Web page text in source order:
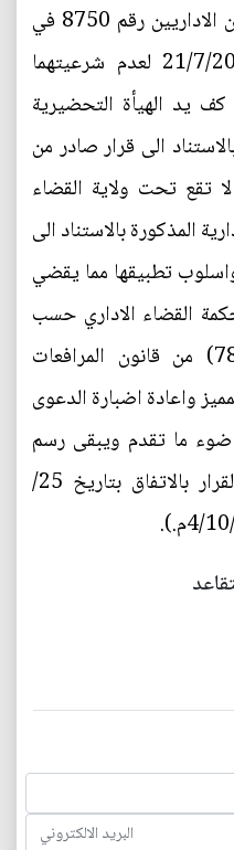
المنظورة الحكم بابطال القرارين الاداريين رقم 8750 في
8/8/2005 و 250 في 21/7/2005 لعدم شرعيتهما
يد الهيأة التحضيرية
الى قرار صادر من
تقع تحت ولاية القضاء
المذكورة بالاستناد الى
تطبيقها مما يقضي
القضاء الاداري حسب
الاختصاص استناداً للمادة (78) من قانون المرافعات
واعادة اضبارة الدعوى
ضوء ما تقدم ويبقى رسم
التمييز تابعاً للنتيجة وصدر القرار بالاتفاق بتاريخ 25/